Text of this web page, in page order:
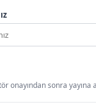
onayından sonra yayına